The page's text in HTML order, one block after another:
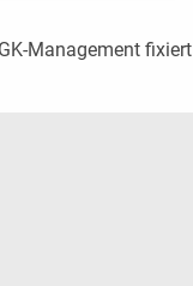
Management fixiert